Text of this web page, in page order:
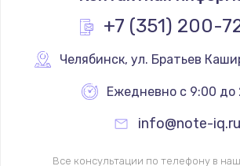
Заказать
Перепрошивка
+7 (351) 200-
Челябинск, ул. Братьев
Ежедневно с 9:00 до
info@note-iq.ru
Все консультации по телефону в